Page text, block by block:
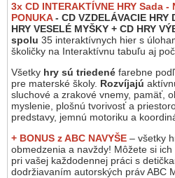
3x CD INTERAKTÍVNE HRY Sada -
PONUKA- CD VZDELÁVACIE HRY
HRY VESELÉ MYŠKY + CD HRY
spolu 35 interaktívnych hier s
školičky na Interaktívnu tabuľu aj
Všetky hry sú triedené farebne
pre materské školy. Rozvíjajú
sluchové a zrakové vnemy, pamäť,
myslenie, plošnú tvorivosť a
predstavy, jemnú motoriku a
+ BONUS z ABC NAVYŠE – všetky
obmedzenia a navždy! Môžete si
pri vašej každodennej práci s
dodržiavaním autorských práv ABC